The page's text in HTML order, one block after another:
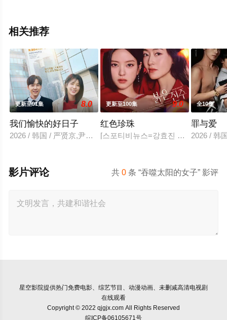
相关推荐
更新至91集 8.0
我们愉快的好日子
2026 / 韩国 / 严贤京,尹仲勋,申正允,尹多英,金惠玉,鲜于在德,尹
更新至100集 9.0
红色珍珠
[스포티비뉴스=강효진 기자] 배우 박
全10集
罪与爱
2026 / 韩
共0 条 “吞噬太阳的女子” 影评
影片评论
星空影院提供热门免费电影、综艺节目、动漫动画、未删减高清电视剧
在线观看
Copyright © 2022 qjgjx.com All Rights Reserved
皖ICP备06105671号